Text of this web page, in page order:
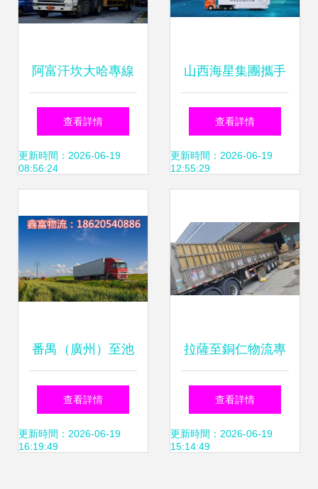
阿富汗坎大哈專線
物流服務解析 普通
道路貨物運輸代理
查看詳情
更新時間：2026-06-19
08:56:24
山西海星集團攜手
中國重汽汕德卡 物
流運輸有“神車”，
查看詳情
更新時間：2026-06-19
12:55:29
番禺（廣州）至池
州普通道路貨運代
理價格解析與成本
查看詳情
更新時間：2026-06-19
16:19:49
拉薩至銅仁物流專
線 高效、可靠的普
通道路貨物運輸解
查看詳情
更新時間：2026-06-19
15:14:49